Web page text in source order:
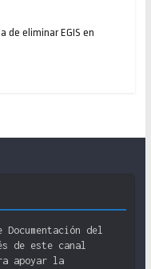
de eliminar EGIS en
del
de este canal
apoyar la